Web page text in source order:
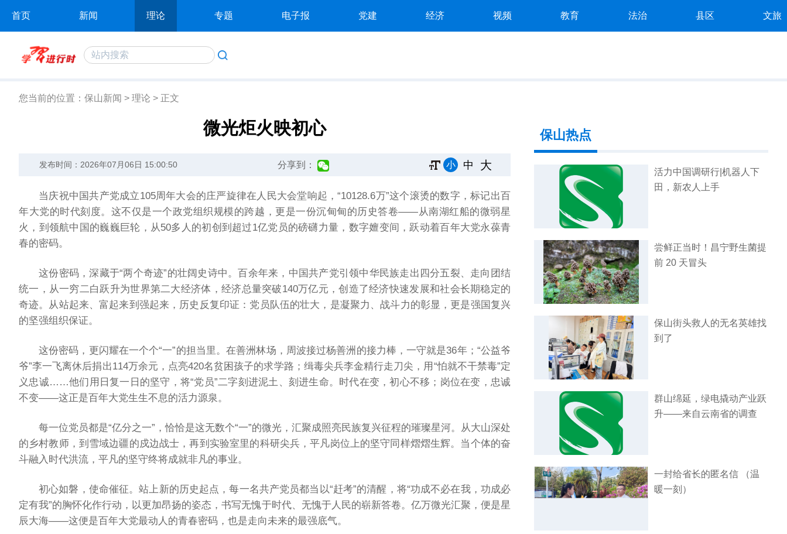
首页 新闻 理论 专题 电子报 党建 经济 视频 教育 法治 县区 文旅
您当前的位置： 保山新闻 > 理论 > 正文
微光炬火映初心
发布时间：2026年07月06日 15:00:50 分享到： 小 中 大
当庆祝中国共产党成立105周年大会的庄严旋律在人民大会堂响起，“10128.6万”这个滚烫的数字，标记出百
年大党的时代刻度。这不仅是一个政党组织规模的跨越，更是一份沉甸甸的历史答卷——从南湖红船的微弱星
火，到领航中国的巍巍巨轮，从50多人的初创到超过1亿党员的磅礴力量，数字嬗变间，跃动着百年大党永葆青
春的密码。
这份密码，深藏于“两个奇迹”的壮阔史诗中。百余年来，中国共产党引领中华民族走出四分五裂、走向团结
统一，从一穷二白跃升为世界第二大经济体，经济总量突破140万亿元，创造了经济快速发展和社会长期稳定的
奇迹。从站起来、富起来到强起来，历史反复印证：党员队伍的壮大，是凝聚力、战斗力的彰显，更是强国复兴
的坚强组织保证。
这份密码，更闪耀在一个个“一”的担当里。在善洲林场，周波接过杨善洲的接力棒，一守就是36年；“公益爷
爷”李一飞离休后捐出114万余元，点亮420名贫困孩子的求学路；缉毒尖兵李金精行走刀尖，用“怕就不干禁毒”定
义忠诚……他们用日复一日的坚守，将“党员”二字刻进泥土、刻进生命。时代在变，初心不移；岗位在变，忠诚
不变——这正是百年大党生生不息的活力源泉。
每一位党员都是“亿分之一”，恰恰是这无数个“一”的微光，汇聚成照亮民族复兴征程的璀璨星河。从大山深处
的乡村教师，到雪域边疆的戍边战士，再到实验室里的科研尖兵，平凡岗位上的坚守同样熠熠生辉。当个体的奋
斗融入时代洪流，平凡的坚守终将成就非凡的事业。
初心如磐，使命催征。站上新的历史起点，每一名共产党员都当以“赶考”的清醒，将“功成不必在我，功成必
定有我”的胸怀化作行动，以更加昂扬的姿态，书写无愧于时代、无愧于人民的崭新答卷。亿万微光汇聚，便是星
辰大海——这便是百年大党最动人的青春密码，也是走向未来的最强底气。
保山热点
活力中国调研行|机器人下
田，新农人上手
尝鲜正当时！昌宁野生菌提
前 20 天冒头
保山街头救人的无名英雄找
到了
群山绵延，绿电撬动产业跃
升——来自云南省的调查
一封给省长的匿名信 （温
暖一刻）